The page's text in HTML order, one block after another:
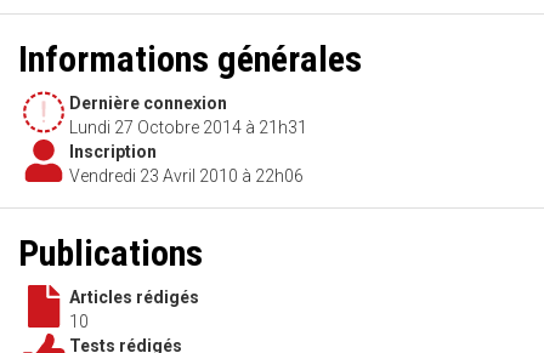
Informations générales
Dernière connexion
Lundi 27 Octobre 2014 à 21h31
Inscription
Vendredi 23 Avril 2010 à 22h06
Publications
Articles rédigés
10
Tests rédigés